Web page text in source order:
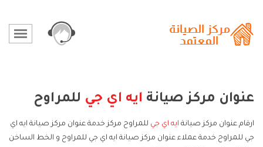
عنوان مركز صيانة ايه اي جي للمراوح
ارقام عنوان مركز صيانة ايه اي جي للمراوح مركز خدمة عنوان مركز صيانة ايه اي
جي للمراوح خدمة عملاء عنوان مركز صيانة ايه اي جي للمراوح و الخط الساخن